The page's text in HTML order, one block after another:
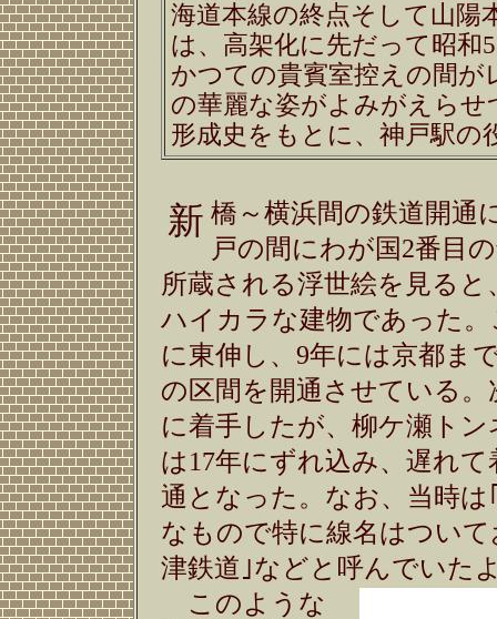
海道本線の終点そして山陽
は、高架化に先だって昭和
かつての貴賓室控えの間
の華麗な姿がよみがえら
形成史をもとに、神戸駅の
新 橋～横浜間の鉄道開通
戸の間にわが国2番目
所蔵される浮世絵を見る
ハイカラな建物であった
に東伸し、9年には京都ま
の区間を開通させている
に着手したが、柳ケ瀬ト
は17年にずれ込み、遅れ
通となった。なお、当時
なもので特に線名はつい
津鉄道｣などと呼んでいた
このような